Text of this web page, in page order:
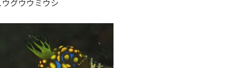
グウウミウシ